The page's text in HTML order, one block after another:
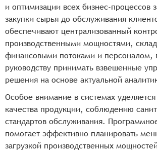
и оптимизации всех бизнес-процессов
закупки сырья до обслуживания
обеспечивают централизованный
производственными мощностями,
финансовыми потоками и персоналом,
руководству принимать взвешенные
решения на основе актуальной
Особое внимание в системах
качества продукции, соблюдению
стандартов обслуживания.
помогает эффективно планировать
загрузкой производственных